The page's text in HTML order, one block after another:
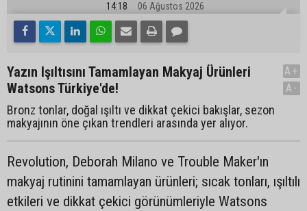
14:18 06 Ağustos 2026
Yazın Işıltısını Tamamlayan Makyaj Ürünleri
Watsons Türkiye'de!
Bronz tonlar, doğal ışıltı ve dikkat çekici bakışlar, sezon
makyajının öne çıkan trendleri arasında yer alıyor.
A+
A-
Revolution, Deborah Milano ve Trouble Maker'ın
makyaj rutinini tamamlayan ürünleri; sıcak tonları, ışıltılı
etkileri ve dikkat çekici görünümleriyle Watsons